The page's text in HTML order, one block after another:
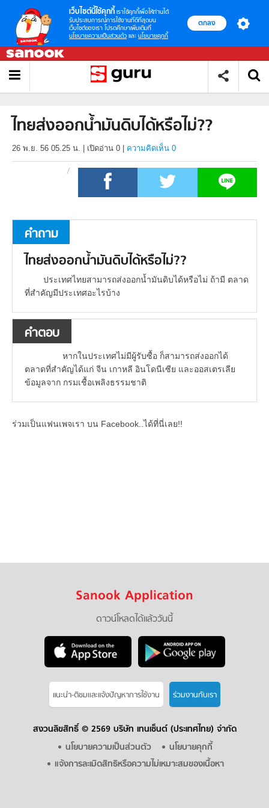
เว็บไซต์นี้ใช้คุกกี้ เราใช้คุกกี้เพื่อให้ท่านได้
รับประสบการณ์การใช้งานที่ดีที่สุดบน
เว็บไซต์ของเรา โปรดศึกษาเพิ่มเติมที่
นโยบายความเป็นส่วนตัว และ นโยบายคุกกี้
ตกลง
ไทยส่งออกน้ำมันดิบได้หรือไม่??
26 พ.ย. 56 05.25 น. เปิดอ่าน 0 ความคิดเห็น 0
คำถาม
ไทยส่งออกน้ำมันดิบได้หรือไม่??
ประเทศไทยสามารถส่งออกน้ำมันดิบได้หรือไม่ ถ้ามี ตลาด
ที่สำคัญมีประเทศอะไรบ้าง
คำตอบ
หากในประเทศไม่มีผู้รับซื้อ ก็สามารถส่งออกได้
ตลาดที่สำคัญได้แก่ จีน เกาหลี อินโดนีเซีย และออสเตรเลีย
ข้อมูลจาก กรมเชื้อเพลิงธรรมชาติ
ร่วมเป็นแฟนเพจเรา บน Facebook..ได้ที่นี่เลย!!
Sanook Application
ดาวน์โหลดได้แล้ววันนี้
แนะนำ-ติชมเเละแจ้งปัญหาการใช้งาน ร่วมงานกับเรา
สงวนลิขสิทธิ์ © 2569 บริษัท เทนเซ็นต์ (ประเทศไทย) จำกัด
นโยบายความเป็นส่วนตัว
นโยบายคุกกี้
แจ้งการละเมิดสิทธิหรือความไม่เหมาะสมของเนื้อหา